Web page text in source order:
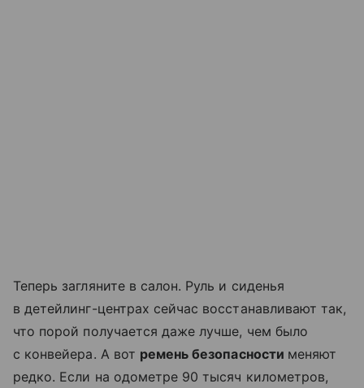
Теперь загляните в салон. Руль и сиденья
в детейлинг-центрах сейчас восстанавливают так,
что порой получается даже лучше, чем было
с конвейера. А вот ремень безопасности меняют
редко. Если на одометре 90 тысяч километров,